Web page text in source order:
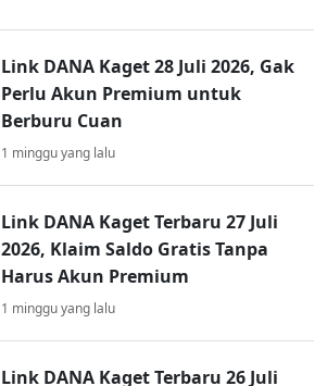
Link DANA Kaget 28 Juli 2026, Gak
Perlu Akun Premium untuk
Berburu Cuan
1 minggu yang lalu
Link DANA Kaget Terbaru 27 Juli
2026, Klaim Saldo Gratis Tanpa
Harus Akun Premium
1 minggu yang lalu
Link DANA Kaget Terbaru 26 Juli